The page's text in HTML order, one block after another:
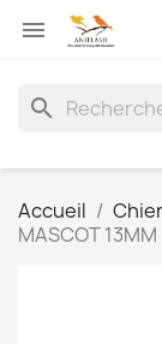

search
Accueil
MASCOT 13MM